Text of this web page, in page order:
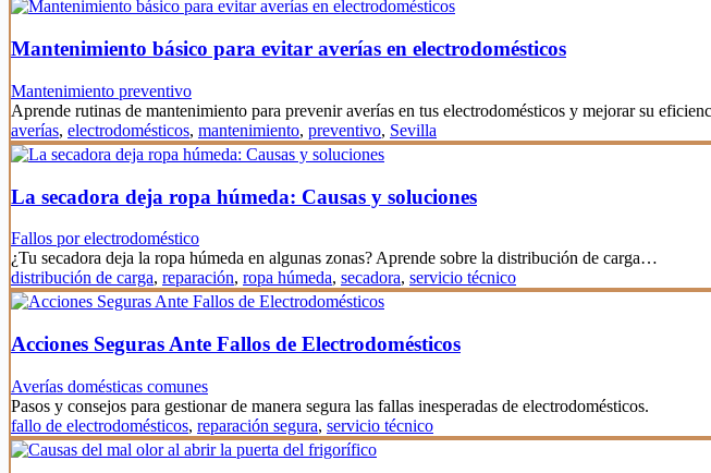
Mantenimiento básico para evitar averías en electrodomésticos
Mantenimiento preventivo
Aprende rutinas de mantenimiento para prevenir averías en tus electrodomésticos y mejorar su
averías, electrodomésticos, mantenimiento, preventivo, Sevilla
La secadora deja ropa húmeda: Causas y soluciones
Fallos por electrodoméstico
¿Tu secadora deja la ropa húmeda en algunas zonas? Aprende sobre la distribución de carga…
distribución de carga, reparación, ropa húmeda, secadora, servicio técnico
Acciones Seguras Ante Fallos de Electrodomésticos
Averías domésticas comunes
Pasos y consejos para gestionar de manera segura las fallas inesperadas de electrodomésticos.
fallo de electrodomésticos, reparación segura, servicio técnico